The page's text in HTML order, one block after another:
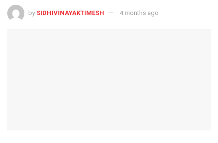
by SIDHIVINAYAKTIMESH 4 months ago